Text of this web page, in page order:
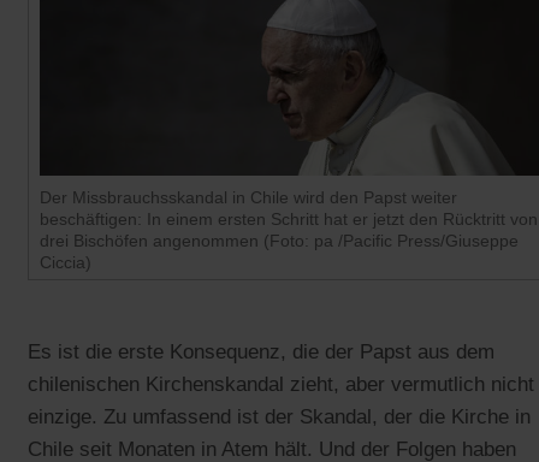
Der Missbrauchsskandal in Chile wird den Papst weiter
beschäftigen: In einem ersten Schritt hat er jetzt den Rücktritt von
drei Bischöfen angenommen (Foto: pa /Pacific Press/Giuseppe
Ciccia)
Es ist die erste Konsequenz, die der Papst aus dem
chilenischen Kirchenskandal zieht, aber vermutlich nicht
einzige. Zu umfassend ist der Skandal, der die Kirche in
Chile seit Monaten in Atem hält. Und der Folgen haben